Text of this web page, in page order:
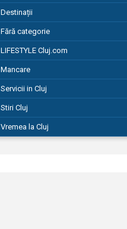
Destinații
Fără categorie
LIFESTYLE Cluj.com
Mancare
Servicii in Cluj
Stiri Cluj
Vremea la Cluj